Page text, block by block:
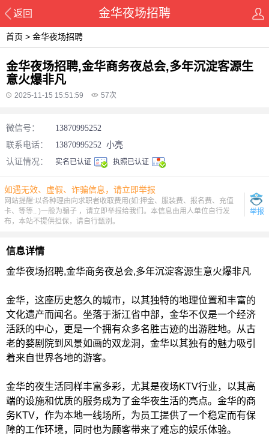
返回 金华夜场招聘
首页 > 金华夜场招聘
金华夜场招聘,金华商务夜总会,多年沉淀客源生
意火爆非凡
2025-11-15 15:51:59 57次
微信号：
13870995252
联系电话：
13870995252 小亮
认证情况：
实名已认证 执照已认证
如遇无效、虚假、诈骗信息，请立即举报
网站提醒:以各种理由向求职者收取费用(如:押金、服装费、报名费、充值
卡、等等.. )一般为骗子 ，请立即举报给我们。本信息由用人单位自行发
布，本站不提供担保，请自行甄别。
举报
信息详情
金华夜场招聘,金华商务夜总会,多年沉淀客源生意火爆非凡
金华，这座历史悠久的城市，以其独特的地理位置和丰富的
文化遗产而闻名。坐落于浙江省中部，金华不仅是一个经济
活跃的中心，更是一个拥有众多名胜古迹的出游胜地。从古
老的婺剧院到风景如画的双龙洞，金华以其独有的魅力吸引
着来自世界各地的游客。
金华的夜生活同样丰富多彩，尤其是夜场KTV行业，以其高
端的设施和优质的服务成为了金华夜生活的亮点。金华的商
务KTV，作为本地一线场所，为员工提供了一个稳定而有保
障的工作环境，同时也为顾客带来了难忘的娱乐体验。